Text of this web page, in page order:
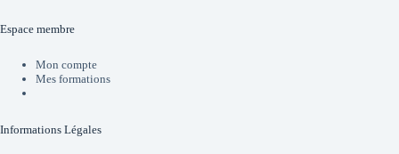
Espace membre
Mon compte
Mes formations
Informations Légales